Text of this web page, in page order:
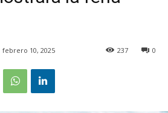
febrero 10, 2025 0
237